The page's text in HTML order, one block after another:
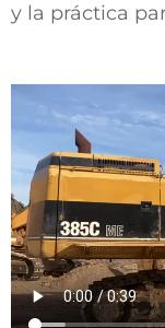
y la práctica